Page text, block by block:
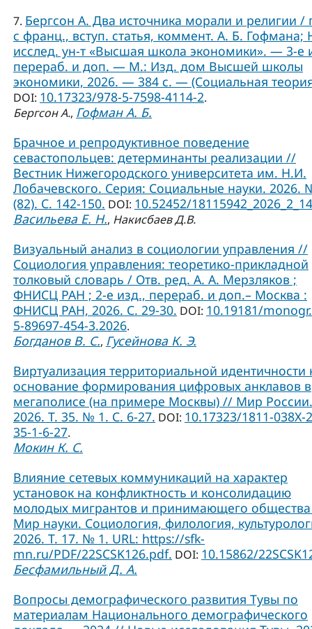
7. Бергсон А. Два источника морали и религии /
с франц., вступ. статья, коммент. А. Б. Гофмана;
исслед. ун-т «Высшая школа экономики». — 3-е
перераб. и доп. — М.: Изд. дом Высшей школы
экономики, 2026. — 384 с. — (Социальная
DOI: 10.17323/978-5-7598-4114-2.
Бергсон А., Гофман А. Б.
Брачное и репродуктивное поведение
севастопольцев: детерминанты реализации //
Вестник Нижегородского университета им. Н.И.
Лобачевского. Серия: Социальные науки. 2026.
(82). С. 142-150. DOI: 10.52452/
Васильева Е. Н., Накисбаев Д.В.
Визуальный анализ в социологии управления //
Социология управления: теоретико-прикладной
толковый словарь / Отв. ред. А. А. Мерзляков ;
ФНИСЦ РАН ; 2-е изд., перераб. и доп.– Москва :
ФНИСЦ РАН, 2026. С. 29-30. DOI: 10.19181/
5-89697-454-3.2026.
Богданов В. С., Гусейнова К. Э.
Виртуализация территориальной идентичности
основание формирования цифровых анклавов в
мегаполисе (на примере Москвы) // Мир России.
2026. Т. 35. № 1. С. 6-27. DOI: 10.17323/1811-038Х-
35-1-6-27.
Мокин К. С.
Влияние сетевых коммуникаций на характер
установок на конфликтность и консолидацию
молодых мигрантов и принимающего
Мир науки. Социология, филология,
2026. Т. 17. № 1. URL: https://sfk-
mn.ru/PDF/22SCSK126.pdf. DOI: 10.15862/
Бесфамильный Д. А.
Вопросы демографического развития Тувы по
материалам Национального демографического